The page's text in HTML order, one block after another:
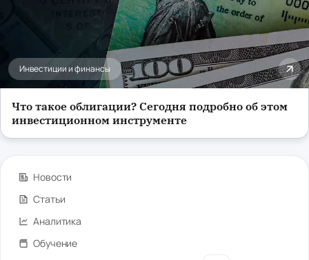
Инвестиции и финансы
Что такое облигации? Сегодня подробно об этом
инвестиционном инструменте
Новости
Статьи
Аналитика
Обучение